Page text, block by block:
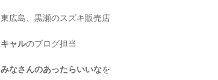
東広島、黒瀬のスズキ販売店
キャルのブログ担当
みなさんのあったらいいなを